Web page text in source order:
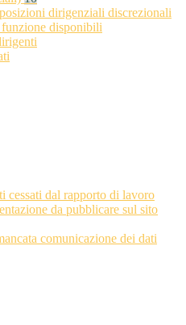
dirigenziali discrezionali
disponibili
cessati dal rapporto di lavoro
da pubblicare sul sito
comunicazione dei dati